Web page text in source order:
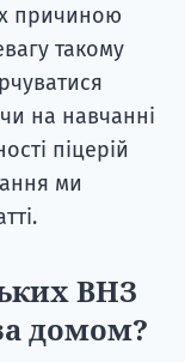
причиною
такому
на навчанні
піцерій
ми
ВНЗ
домом?